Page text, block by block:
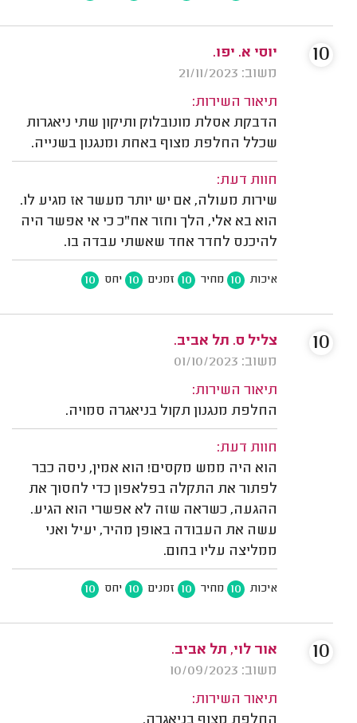
יוסי א. יפו.
משוב: 21/11/2023
תיאור השירות:
הדבקת אסלת מונובלוק ותיקון שתי ניאגרות
שכלל החלפת מצוף באחת ומנגנון בשנייה.
חוות דעת:
שירות מעולה, אם יש יותר מעשר אז מגיע לו.
הוא בא אלי, הלך וחזר אח"כ כי אי אפשר היה
להיכנס לחדר אחד שאשתי עבדה בו.
איכות 10 מחיר 10 זמנים 10 יחס 10
10
צליל ס. תל אביב.
משוב: 01/10/2023
תיאור השירות:
החלפת מנגנון תקול בניאגרה סמויה.
חוות דעת:
הוא היה ממש מקסים! הוא אמין, ניסה כבר
לפתור את התקלה בפלאפון כדי לחסוך את
ההגעה, כשראה שזה לא אפשרי הוא הגיע.
עשה את העבודה באופן מהיר, יעיל ואני
ממליצה עליו בחום.
איכות 10 מחיר 10 זמנים 10 יחס 10
10
אור לוי, תל אביב.
משוב: 10/09/2023
תיאור השירות:
10